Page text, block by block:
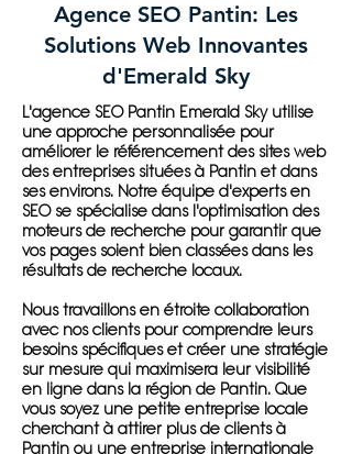
Agence SEO Pantin: Les
Solutions Web Innovantes
d'Emerald Sky
L'agence SEO Pantin Emerald Sky utilise
une approche personnalisée pour
améliorer le référencement des sites web
des entreprises situées à Pantin et dans
ses environs. Notre équipe d'experts en
SEO se spécialise dans l'optimisation des
moteurs de recherche pour garantir que
vos pages soient bien classées dans les
résultats de recherche locaux.
Nous travaillons en étroite collaboration
avec nos clients pour comprendre leurs
besoins spécifiques et créer une stratégie
sur mesure qui maximisera leur visibilité
en ligne dans la région de Pantin. Que
vous soyez une petite entreprise locale
cherchant à attirer plus de clients à
Pantin ou une entreprise internationale